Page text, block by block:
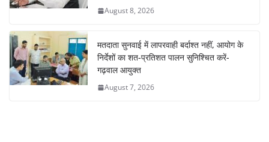
August 8, 2026
मतदाता सुनवाई में लापरवाही बर्दाश्त नहीं, आयोग के
निर्देशों का शत-प्रतिशत पालन सुनिश्चित करें-
गढ़वाल आयुक्त
August 7, 2026